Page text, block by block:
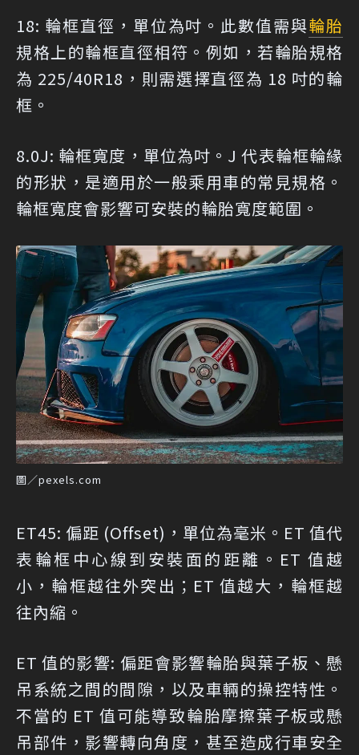
18: 輪框直徑，單位為吋。此數值需與輪胎
規格上的輪框直徑相符。例如，若輪胎規格
為 225/40R18，則需選擇直徑為 18 吋的輪
框。
8.0J: 輪框寬度，單位為吋。J 代表輪框輪緣
的形狀，是適用於一般乘用車的常見規格。
輪框寬度會影響可安裝的輪胎寬度範圍。
圖／pexels.com
ET45: 偏距 (Offset)，單位為毫米。ET 值代
表輪框中心線到安裝面的距離。ET 值越
小，輪框越往外突出；ET 值越大，輪框越
往內縮。
ET 值的影響: 偏距會影響輪胎與葉子板、懸
吊系統之間的間隙，以及車輛的操控特性。
不當的 ET 值可能導致輪胎摩擦葉子板或懸
吊部件，影響轉向角度，甚至造成行車安全